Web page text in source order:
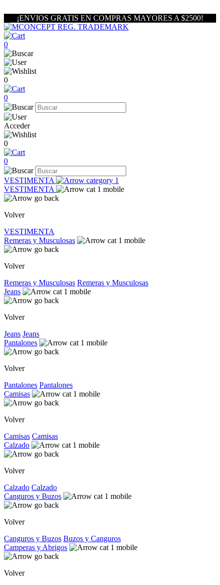
¡ENVIOS GRATIS EN COMPRAS MAYORES A $2500!
0
0
0
Acceder
0
0
VESTIMENTA
VESTIMENTA
Volver
VESTIMENTA
Remeras y Musculosas
Volver
Remeras y Musculosas Remeras y Musculosas
Jeans
Volver
Jeans Jeans
Pantalones
Volver
Pantalones Pantalones
Camisas
Volver
Camisas Camisas
Calzado
Volver
Calzado Calzado
Canguros y Buzos
Volver
Canguros y Buzos Buzos y Canguros
Camperas y Abrigos
Volver